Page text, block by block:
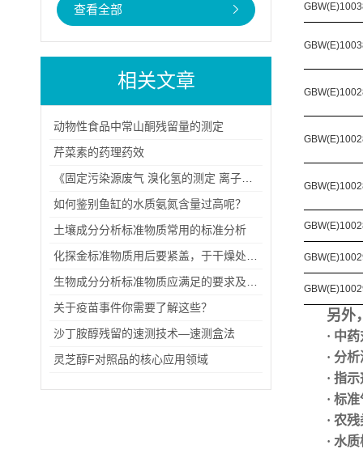
查看全部
相关文章
动物性食品中常山酮残留量的测定
芹菜素的药理药效
如何鉴别鱼缸的水质氨氮含量过高呢？
土壤成分分析标准物质常用的标准分析
关于疫苗事件你需要了解这些？
沙丁胺醇残留的速测技术—速测盒法
灵芝醇F对照品的核心应用领域
另外
· 中
· 分
· 指
· 标准
· 农
· 水